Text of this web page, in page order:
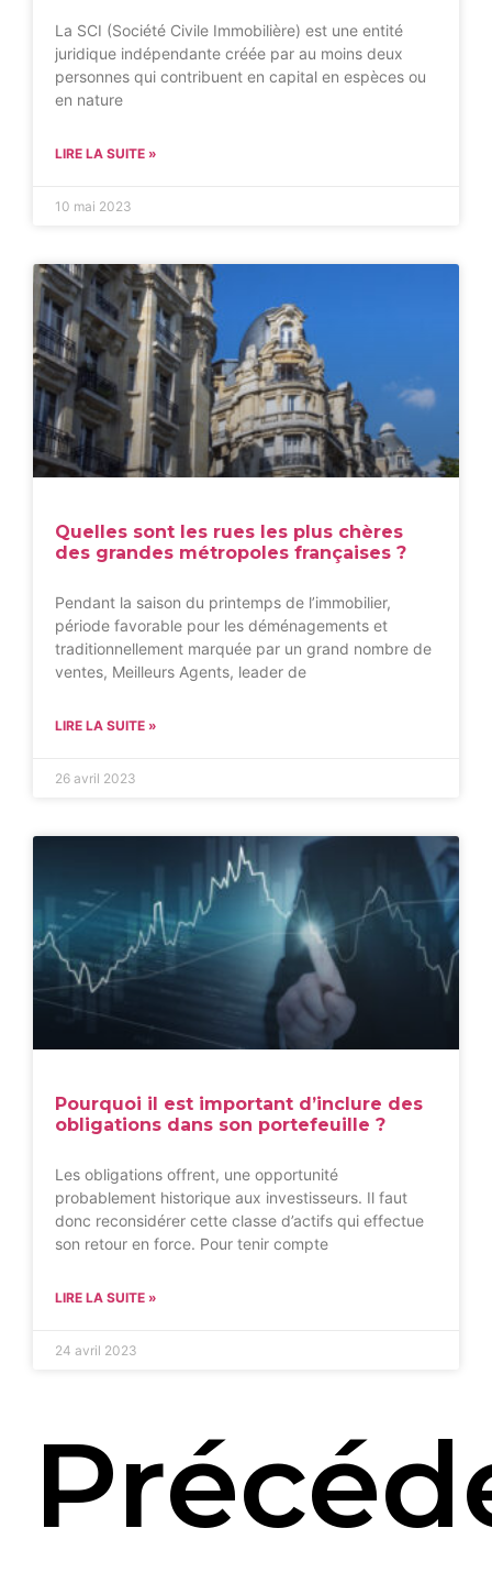
La SCI (Société Civile Immobilière) est une entité
juridique indépendante créée par au moins deux
personnes qui contribuent en capital en espèces ou
en nature
LIRE LA SUITE »
10 mai 2023
Quelles sont les rues les plus chères
des grandes métropoles françaises ?
Pendant la saison du printemps de l’immobilier,
période favorable pour les déménagements et
traditionnellement marquée par un grand nombre de
ventes, Meilleurs Agents, leader de
LIRE LA SUITE »
26 avril 2023
Pourquoi il est important d’inclure des
obligations dans son portefeuille ?
Les obligations offrent, une opportunité
probablement historique aux investisseurs. Il faut
donc reconsidérer cette classe d’actifs qui effectue
son retour en force. Pour tenir compte
LIRE LA SUITE »
24 avril 2023